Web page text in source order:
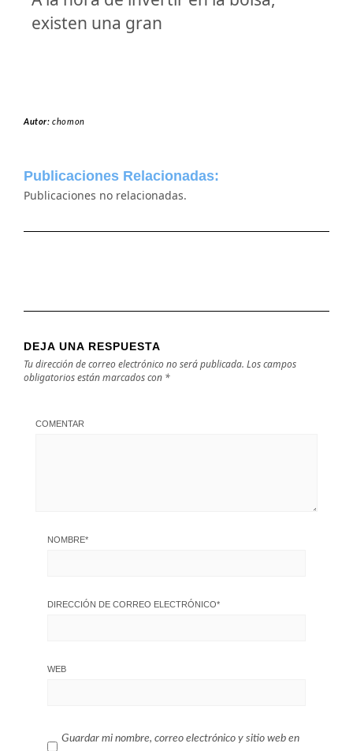
existen una gran
Autor:chomon
Publicaciones Relacionadas:
Publicaciones no relacionadas.
DEJA UNA RESPUESTA
Tu dirección de correo electrónico no será publicada. Los campos
obligatorios están marcados con *
COMENTAR
NOMBRE*
DIRECCIÓN DE CORREO ELECTRÓNICO*
WEB
Guardar mi nombre, correo electrónico y sitio web en